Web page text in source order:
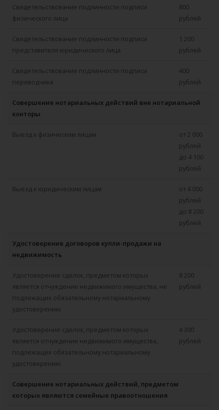
Свидетельствование подлинности подписи
физического лица
800
рублей
Свидетельствование подлинности подписи
представителя юридического лица
1 200
рублей
Свидетельствование подлинности подписи
переводчика
400
рублей
Совершение нотариальных действий вне нотариальной
конторы
Выезд к физическим лицам
от 2 000
рублей
до 4 100
рублей
Выезд к юридическим лицам
от 4 000
рублей
до 8 200
рублей
Удостоверение договоров купли-продажи на
недвижимость
Удостоверение сделок, предметом которых
является отчуждение недвижимого имущества, не
подлежащих обязательному нотариальному
удостоверению
8 200
рублей
Удостоверение сделок, предметом которых
является отчуждение недвижимого имущества,
подлежащих обязательному нотариальному
удостоверению
4 300
рублей
Совершение нотариальных действий, предметом
которых являются семейные правоотношения